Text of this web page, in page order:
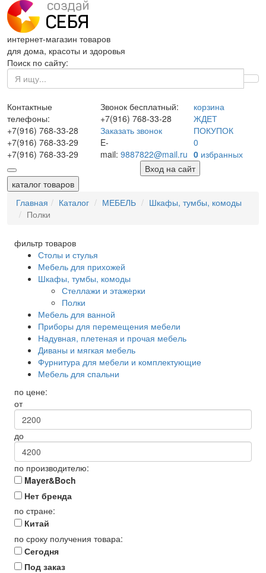
интернет-магазин товаров
для дома, красоты и здоровья
Поиск по сайту:
Контактные
телефоны:
+7(916) 768-33-28
+7(916) 768-33-29
+7(916) 768-33-29
Звонок бесплатный:
+7(916) 768-33-28
Заказать звонок
E-
mail: 9887822@mail.ru
корзина
ЖДЕТ
ПОКУПОК
0
0избранных
Вход на сайт
каталог товаров
Главная
Каталог МЕБЕЛЬ
Шкафы, тумбы, комоды
Полки
фильтр товаров
Столы и стулья
Мебель для прихожей
Шкафы, тумбы, комоды
Стеллажи и этажерки
Полки
Мебель для ванной
Приборы для перемещения мебели
Надувная, плетеная и прочая мебель
Диваны и мягкая мебель
Фурнитура для мебели и комплектующие
Мебель для спальни
по цене:
от
до
по производителю:
Mayer&Boch
Нет бренда
по стране:
Китай
по сроку получения товара:
Сегодня
Под заказ